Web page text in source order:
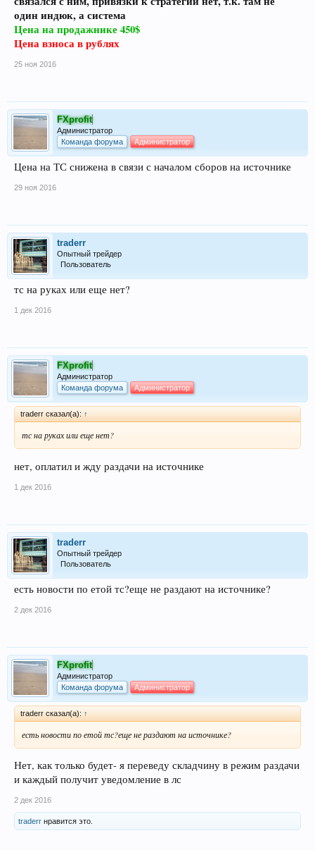
один индюк, а система
Цена на продажнике 450$
Цена взноса в рублях
25 ноя 2016
FXprofit
Администратор
Команда форума
Администратор
Цена на ТС снижена в связи с началом сборов на источнике
29 ноя 2016
traderr
Опытный трейдер
Пользователь
тс на руках или еще нет?
1 дек 2016
FXprofit
Администратор
Команда форума
Администратор
traderr сказал(а): ↑
тс на руках или еще нет?
нет, оплатил и жду раздачи на источнике
1 дек 2016
traderr
Опытный трейдер
Пользователь
есть новости по етой тс?еще не раздают на источнике?
2 дек 2016
FXprofit
Администратор
Команда форума
Администратор
traderr сказал(а): ↑
есть новости по етой тс?еще не раздают на источнике?
Нет, как только будет- я переведу складчину в режим раздачи
и каждый получит уведомление в лс
2 дек 2016
traderr нравится это.